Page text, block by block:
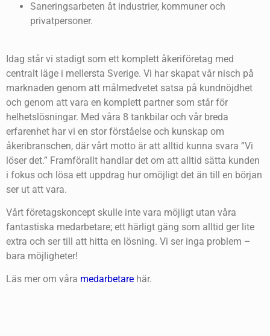
Saneringsarbeten åt industrier, kommuner och
privatpersoner.
Idag står vi stadigt som ett komplett åkeriföretag med
centralt läge i mellersta Sverige. Vi har skapat vår nisch på
marknaden genom att målmedvetet satsa på kundnöjdhet
och genom att vara en komplett partner som står för
helhetslösningar. Med våra 8 tankbilar och vår breda
erfarenhet har vi en stor förståelse och kunskap om
åkeribranschen, där vårt motto är att alltid kunna svara ”Vi
löser det.” Framförallt handlar det om att alltid sätta kunden
i fokus och lösa ett uppdrag hur omöjligt det än till en början
ser ut att vara.
Vårt företagskoncept skulle inte vara möjligt utan våra
fantastiska medarbetare; ett härligt gäng som alltid ger lite
extra och ser till att hitta en lösning. Vi ser inga problem –
bara möjligheter!
Läs mer om våra medarbetare här.